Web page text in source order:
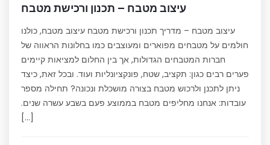
עיצוב מטבח – תכנון ורכישת מטבח
עיצוב מטבח – מדריך תכנון ורכישת מטבח עיצוב מטבח, כולנו
חולמים על מטבחים מפוארים ומעוצבים כמו בחלונות הראווה של
חברות המטבחים הגדולות, אך בין החלום למציאות קיימים
פערים רבים כגון: תקציב, שטח, פונקציונליות ועוד. ובכל זאת, כיצד
ניתן לתכנן ולרכוש מטבח בצורה מושכלת ונכונה? תחילה מספר
עובדות: אנחנו מחליפים מטבח בממוצע פעם בשבע עשרה שנים.
[…]